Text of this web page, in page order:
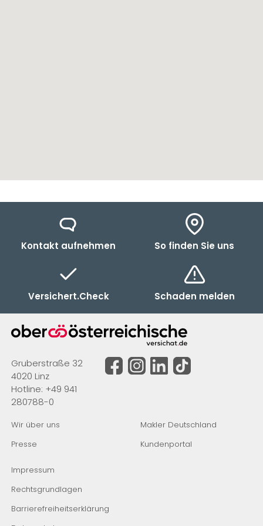
Kontakt aufnehmen So finden Sie uns
Versichert.Check Schaden melden
Gruberstraße 32
4020 Linz
Hotline: +49 941
280788-0
Wir über uns
Presse
Makler Deutschland
Kundenportal
Impressum
Rechtsgrundlagen
Barrierefreiheitserklärung